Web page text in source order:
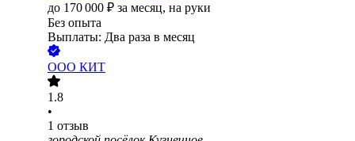
до 170 000 ₽ за месяц, на руки
Без опыта
Выплаты: Два раза в месяц
ООО КИТ
1.8
•
1 отзыв